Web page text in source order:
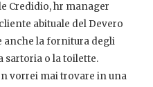
Credidio, hr manager
abituale del Devero
anche la fornitura degli
sartoria o la toilette.
vorrei mai trovare in una